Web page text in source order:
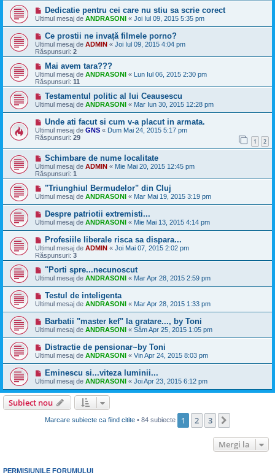
Dedicatie pentru cei care nu stiu sa scrie corect
Ultimul mesaj de ANDRASONI « Joi Iul 09, 2015 5:35 pm
Ce prostii ne invață filmele porno?
Ultimul mesaj de ADMIN « Joi Iul 09, 2015 4:04 pm
Răspunsuri: 2
Mai avem tara???
Ultimul mesaj de ANDRASONI « Lun Iul 06, 2015 2:30 pm
Răspunsuri: 11
Testamentul politic al lui Ceausescu
Ultimul mesaj de ANDRASONI « Mar Iun 30, 2015 12:28 pm
Unde ati facut si cum v-a placut in armata.
Ultimul mesaj de GNS « Dum Mai 24, 2015 5:17 pm
Răspunsuri: 29 1 2
Schimbare de nume localitate
Ultimul mesaj de ADMIN « Mie Mai 20, 2015 12:45 pm
Răspunsuri: 1
"Triunghiul Bermudelor" din Cluj
Ultimul mesaj de ANDRASONI « Mar Mai 19, 2015 3:19 pm
Despre patriotii extremisti...
Ultimul mesaj de ANDRASONI « Mie Mai 13, 2015 4:14 pm
Profesiile liberale risca sa dispara...
Ultimul mesaj de ADMIN « Joi Mai 07, 2015 2:02 pm
Răspunsuri: 3
"Porti spre...necunoscut
Ultimul mesaj de ANDRASONI « Mar Apr 28, 2015 2:59 pm
Testul de inteligenta
Ultimul mesaj de ANDRASONI « Mar Apr 28, 2015 1:33 pm
Barbatii "master kef" la gratare..., by Toni
Ultimul mesaj de ANDRASONI « Sâm Apr 25, 2015 1:05 pm
Distractie de pensionar~by Toni
Ultimul mesaj de ANDRASONI « Vin Apr 24, 2015 8:03 pm
Eminescu si...viteza luminii...
Ultimul mesaj de ANDRASONI « Joi Apr 23, 2015 6:12 pm
Subiect nou
Marcare subiecte ca fiind citite • 84 subiecte 1 2 3
Mergi la
PERMISIUNILE FORUMULUI